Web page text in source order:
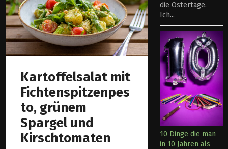
Kartoffelsalat mit
Fichtenspitzenpes
to, grünem
Spargel und
Kirschtomaten
die Ostertage.
Ich...
10 Dinge die man
in 10 Jahren als